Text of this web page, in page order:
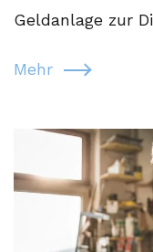
Geldanlage zur
Mehr